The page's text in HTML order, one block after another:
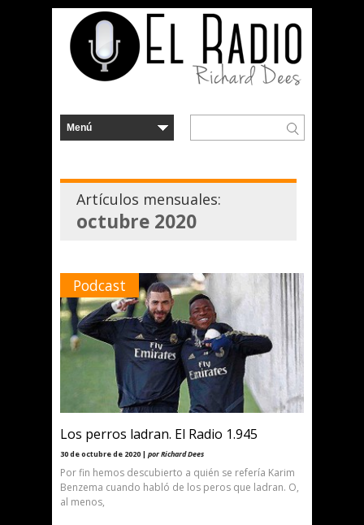
Artículos mensuales:
octubre 2020
Podcast
Los perros ladran. El Radio 1.945
30 de octubre de 2020 | por Richard Dees
Por fin hemos descubierto a quién se refería Karim
Benzema cuando habló de los peros que ladran. O,
al menos,